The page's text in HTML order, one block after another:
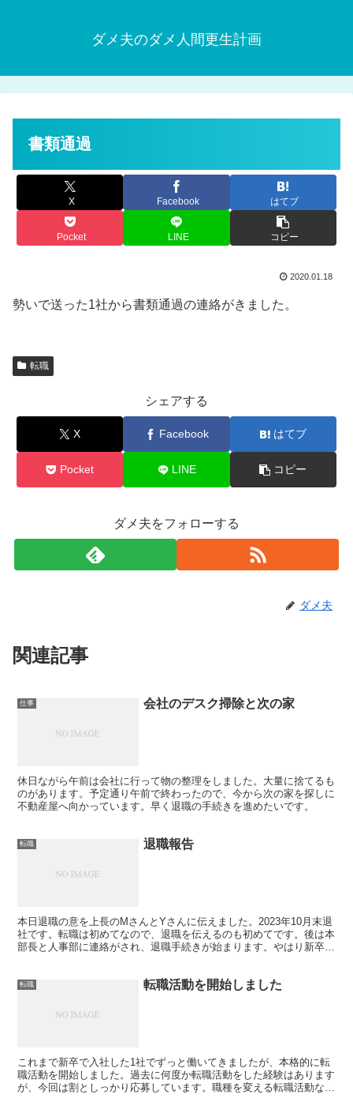
ダメ夫のダメ人間更生計画
書類通過
X Facebook はてブ
Pocket LINE コピー
2020.01.18
勢いで送った1社から書類通過の連絡がきました。
転職
シェアする
X Facebook はてブ
Pocket LINE コピー
ダメ夫をフォローする
ダメ夫
関連記事
仕事 会社のデスク掃除と次の家
休日ながら午前は会社に行って物の整理をしました。大量に捨てるも
のがあります。予定通り午前で終わったので、今から次の家を探しに
不動産屋へ向かっています。早く退職の手続きを進めたいです。
転職 退職報告
本日退職の意を上長のMさんとYさんに伝えました。2023年10月末退
社です。転職は初めてなので、退職を伝えるのも初めてです。後は本
部長と人事部に連絡がされ、退職手続きが始まります。やはり新卒で
転職 転職活動を開始しました
これまで新卒で入社した1社でずっと働いてきましたが、本格的に転
職活動を開始しました。過去に何度か転職活動をした経験はあります
が、今回は割としっかり応募しています。職種を変える転職活動なの